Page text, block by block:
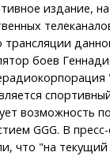
издание,
боев
возможность
GGG. В
что "на